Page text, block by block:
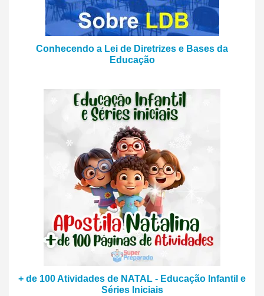
Conhecendo a Lei de Diretrizes e Bases da
Educação
+ de 100 Atividades de NATAL - Educação Infantil e
Séries Iniciais